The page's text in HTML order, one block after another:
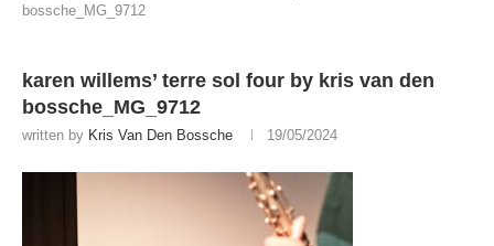
bossche_MG_9712
karen willems’ terre sol four by kris van den
bossche_MG_9712
written by Kris Van Den Bossche 19/05/2024